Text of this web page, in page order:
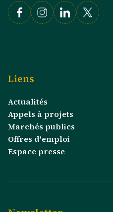
FacebookInstagramLinkedin
X
Liens
Actualités
Appels à projets
Marchés publics
Offres d'emploi
Espace presse